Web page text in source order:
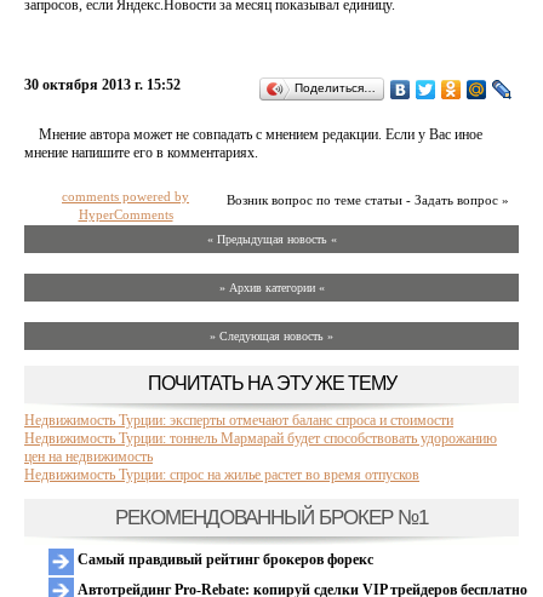
запросов, если Яндекс.Новости за месяц показывал единицу.
30 октября 2013 г. 15:52 Поделиться…
Мнение автора может не совпадать с мнением редакции. Если у Вас иное
мнение напишите его в комментариях.
Возник вопрос по теме статьи - Задать вопрос »
comments powered by
HyperComments
« Предыдущая новость «
» Архив категории «
» Следующая новость »
ПОЧИТАТЬ НА ЭТУ ЖЕ ТЕМУ
Недвижимость Турции: эксперты отмечают баланс спроса и стоимости
Недвижимость Турции: тоннель Мармарай будет способствовать удорожанию
цен на недвижимость
Недвижимость Турции: спрос на жилье растет во время отпусков
РЕКОМЕНДОВАННЫЙ БРОКЕР №1
Самый правдивый рейтинг брокеров форекс
Автотрейдинг Pro-Rebate: копируй сделки VIP трейдеров бесплатно